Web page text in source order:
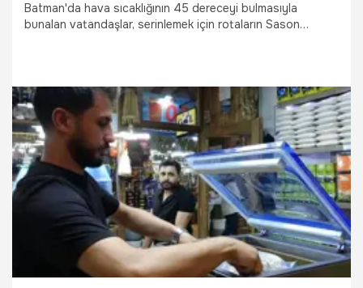
Batman'da hava sıcaklığının 45 dereceyi bulmasıyla
bunalan vatandaşlar, serinlemek için rotaların Sason
uzaklaşarak serin bir gün geçirmenin keyfini yaşıyor.
4.08.2026 Vatan TV